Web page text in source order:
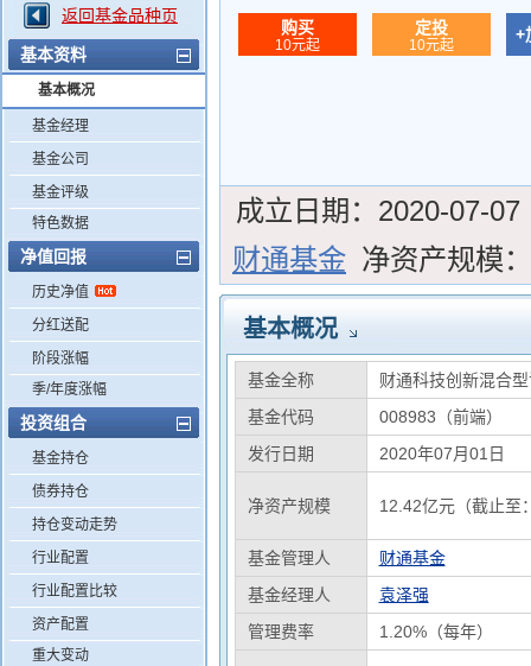
返回基金品种页
基本资料
基本概况
基金经理
基金公司
基金评级
特色数据
净值回报
历史净值
分红送配
阶段涨幅
季/年度涨幅
投资组合
基金持仓
债券持仓
持仓变动走势
行业配置
行业配置比较
资产配置
重大变动
购买
10元起
定投
10元起
+
成立日期： 2020-07-07
财通基金 净资产规模：
基本概况
基金全称
财通科技创新混合
基金代码
008983（前端）
发行日期
2020年07月01日
净资产规模 12.42亿元（截止至
基金管理人
财通基金
基金经理人
袁泽强
管理费率
1.20%（每年）